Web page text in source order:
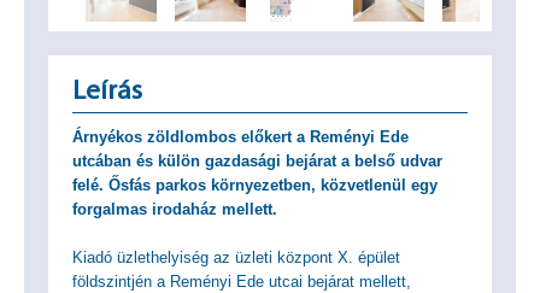
Leírás
Árnyékos zöldlombos előkert a Reményi Ede
utcában és külön gazdasági bejárat a belső udvar
felé. Ősfás parkos környezetben, közvetlenül egy
forgalmas irodaház mellett.
Kiadó üzlethelyiség az üzleti központ X. épület
földszintjén a Reményi Ede utcai bejárat mellett,